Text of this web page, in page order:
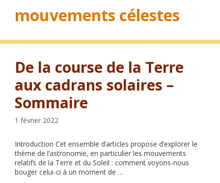
mouvements célestes
De la course de la Terre
aux cadrans solaires –
Sommaire
1 février 2022
Introduction Cet ensemble d’articles propose d’explorer le
thème de l’astronomie, en particulier les mouvements
relatifs de la Terre et du Soleil : comment voyons-nous
bouger celui-ci à un moment de …